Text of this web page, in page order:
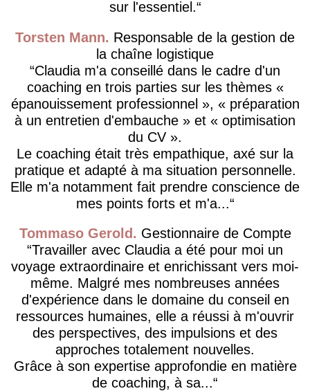
sur l'essentiel.
Torsten Mann
Responsable de la gestion de
la chaîne logistique
Claudia m'a conseillé dans le cadre d'un
coaching en trois parties sur les thèmes «
épanouissement professionnel », « préparation
à un entretien d'embauche » et « optimisation
du CV ».
Le coaching était très empathique, axé sur la
pratique et adapté à ma situation personnelle.
Elle m'a notamment fait prendre conscience de
mes points forts et m'a...
Tommaso Gerold
Gestionnaire de Compte
Travailler avec Claudia a été pour moi un
voyage extraordinaire et enrichissant vers moi-
même. Malgré mes nombreuses années
d'expérience dans le domaine du conseil en
ressources humaines, elle a réussi à m'ouvrir
des perspectives, des impulsions et des
approches totalement nouvelles.
Grâce à son expertise approfondie en matière
de coaching, à sa...